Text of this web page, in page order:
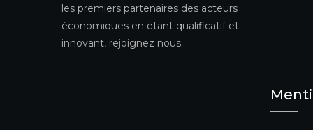
les premiers partenaires des acteurs
économiques en étant qualificatif et
innovant, rejoignez nous.